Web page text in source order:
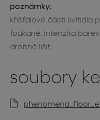
poznámky:
křišťálové části svítidla
foukané. intenzita
drobně lišit.
soubory